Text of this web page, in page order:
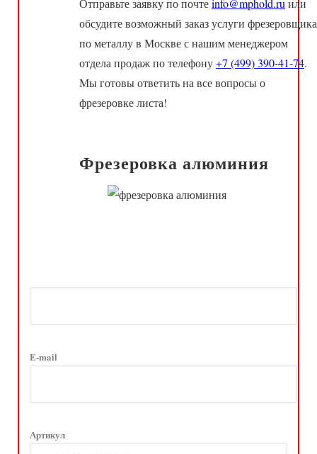
Отправьте заявку по почтеinfo@mphold.ruили
обсудите возможный заказ услуги фрезеровщика
по металлу в Москве с нашим менеджером
отдела продаж по телефону+7 (499) 390-41-74.
Мы готовы ответить на все вопросы о
фрезеровке листа!
Фрезеровка алюминия
E-mail
Артикул